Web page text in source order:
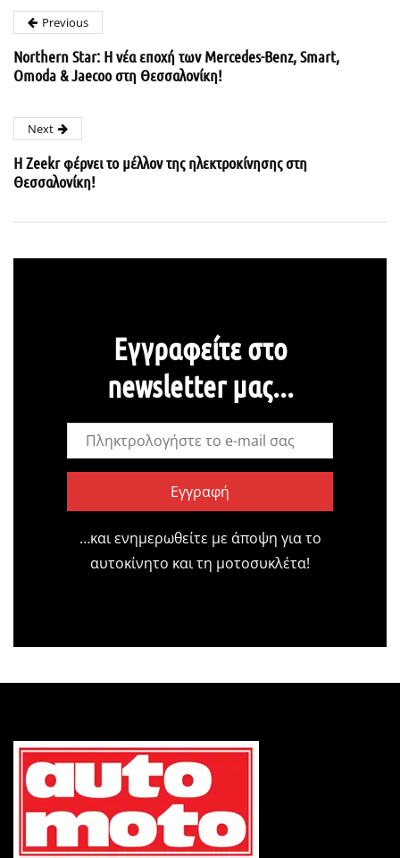
Previous
Northern Star: Η νέα εποχή των Mercedes-Benz, Smart,
Omoda & Jaecoo στη Θεσσαλονίκη!
Next
Η Zeekr φέρνει το μέλλον της ηλεκτροκίνησης στη
Θεσσαλονίκη!
Εγγραφείτε στο
newsletter μας...
Εγγραφή
…και ενημερωθείτε με άποψη για το
αυτοκίνητο και τη μοτοσυκλέτα!